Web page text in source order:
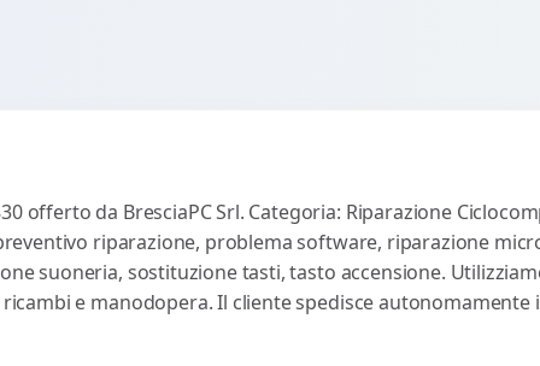
offerto da BresciaPC Srl. Categoria: Riparazione
riparazione, problema software, riparazione
suoneria, sostituzione tasti, tasto accensione.
e manodopera. Il cliente spedisce autonomamente